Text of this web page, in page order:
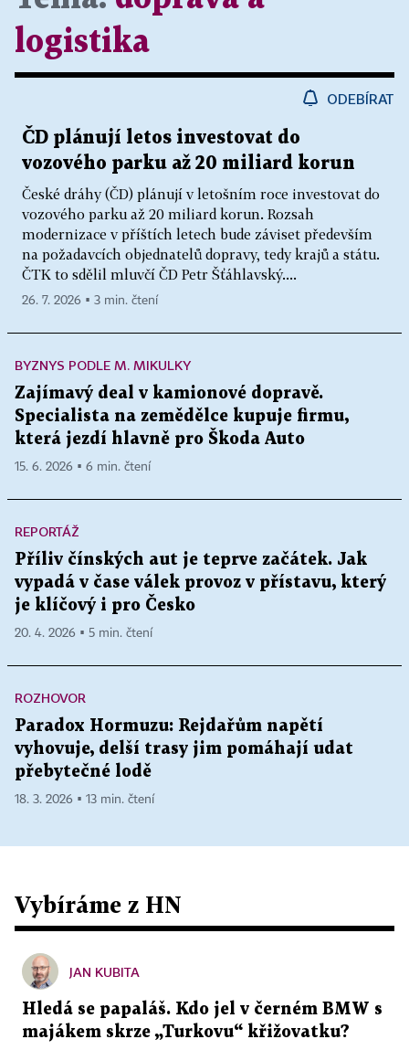
logistika
ODEBÍRAT
ČD plánují letos investovat do
vozového parku až 20 miliard korun
České dráhy (ČD) plánují v letošním roce investovat do
vozového parku až 20 miliard korun. Rozsah
modernizace v příštích letech bude záviset především
na požadavcích objednatelů dopravy, tedy krajů a státu.
ČTK to sdělil mluvčí ČD Petr Šťáhlavský....
26. 7. 2026 ▪ 3 min. čtení
BYZNYS PODLE M. MIKULKY
Zajímavý deal v kamionové dopravě.
Specialista na zemědělce kupuje firmu,
která jezdí hlavně pro Škoda Auto
15. 6. 2026 ▪ 6 min. čtení
REPORTÁŽ
Příliv čínských aut je teprve začátek. Jak
vypadá v čase válek provoz v přístavu, který
je klíčový i pro Česko
20. 4. 2026 ▪ 5 min. čtení
ROZHOVOR
Paradox Hormuzu: Rejdařům napětí
vyhovuje, delší trasy jim pomáhají udat
přebytečné lodě
18. 3. 2026 ▪ 13 min. čtení
Vybíráme z HN
JAN KUBITA
Hledá se papaláš. Kdo jel v černém BMW s
majákem skrze „Turkovu“ křižovatku?